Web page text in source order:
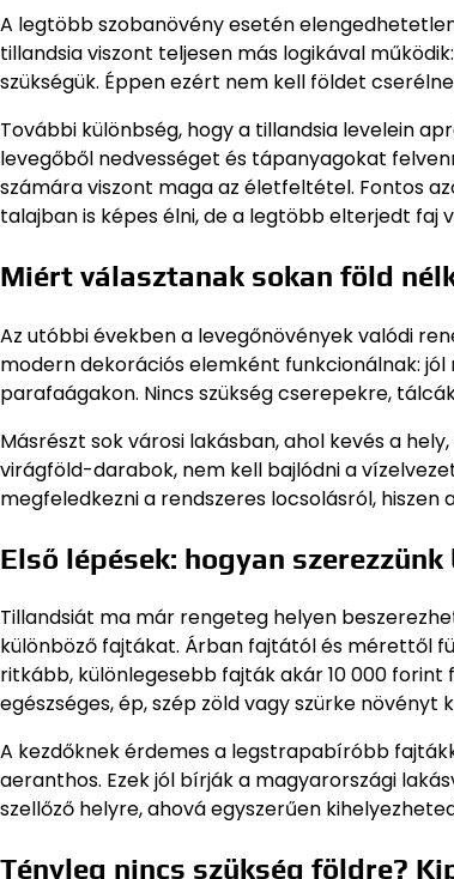
A legtöbb szobanövény esetén
tillandsia viszont teljesen más logikával
szükségük. Éppen ezért nem kell földet
További különbség, hogy a tillandsia levelein
levegőből nedvességet és tápanyagokat
számára viszont maga az életfeltétel. Fontos
talajban is képes élni, de a legtöbb elterjedt faj
Miért választanak sokan föld
Az utóbbi években a levegőnövények valódi
modern dekorációs elemként funkcionálnak:
parafaágakon. Nincs szükség cserepekre,
Másrészt sok városi lakásban, ahol kevés a
virágföld-darabok, nem kell bajlódni a
megfeledkezni a rendszeres locsolásról, hiszen
Első lépések: hogyan
Tillandsiát ma már rengeteg helyen
különböző fajtákat. Árban fajtától és mérettől
ritkább, különlegesebb fajták akár 10 000
egészséges, ép, szép zöld vagy szürke
A kezdőknek érdemes a legstrapabíróbb
aeranthos. Ezek jól bírják a magyarországi
szellőző helyre, ahová egyszerűen
Tényleg nincs szükség földre?